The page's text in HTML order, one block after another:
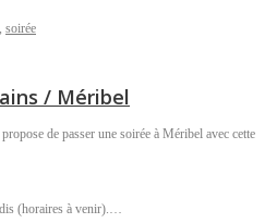
, soirée
/ Méribel
de passer une soirée à Méribel avec cette
(horaires à venir).…